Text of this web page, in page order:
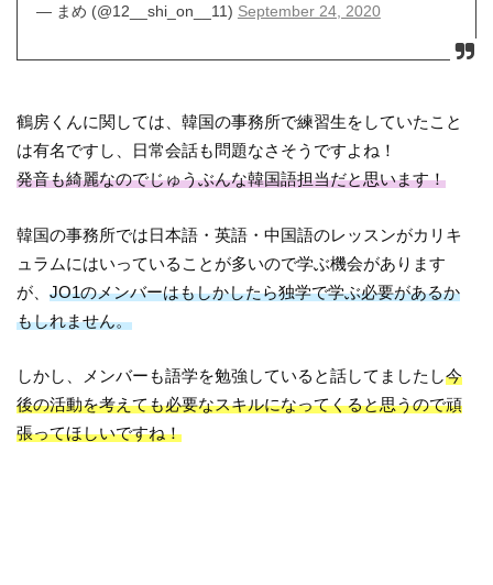
— まめ (@12__shi_on__11) September 24, 2020
鶴房くんに関しては、韓国の事務所で練習生をしていたこと
は有名ですし、日常会話も問題なさそうですよね！
発音も綺麗なのでじゅうぶんな韓国語担当だと思います！
韓国の事務所では日本語・英語・中国語のレッスンがカリキ
ュラムにはいっていることが多いので学ぶ機会があります
が、JO1のメンバーはもしかしたら独学で学ぶ必要があるか
もしれません。
しかし、メンバーも語学を勉強していると話してましたし今
後の活動を考えても必要なスキルになってくると思うので頑
張ってほしいですね！